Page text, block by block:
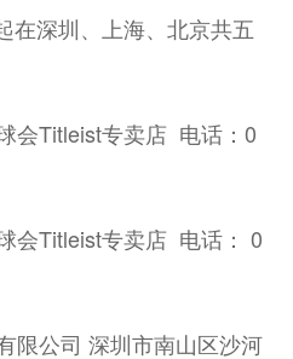
深圳、上海、北京共五
Titleist专卖店 电话：0
Titleist专卖店 电话： 0
公司 深圳市南山区沙河